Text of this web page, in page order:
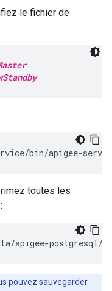
le fichier de
bin/apigee-
toutes les
apigee-postgresql/
pouvez sauvegarder